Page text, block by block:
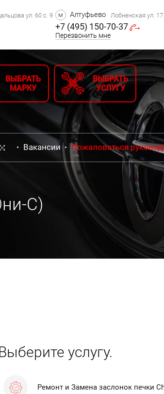
ул. 60 с. 9 м Алтуфьево Лобненская ул. 17
+7 (495) 150-70-37
Перезвонить мне
ВЫБРАТЬ
МАРКУ
ВЫБРАТЬ
УСЛУГУ
Вакансии Пожаловаться
С)
услугу.
Ремонт и Замена заслонок печки